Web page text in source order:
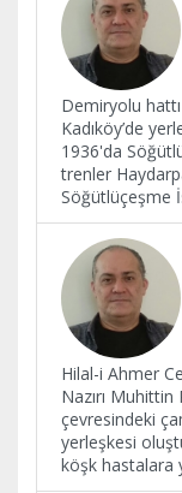
Demiryolu
Kadıköy’de
1936'da
trenler
Söğütlüçeşme
Hilal-i Ahmer
Nazırı Muhittin
çevresindeki
yerleşkesi
köşk hastalara